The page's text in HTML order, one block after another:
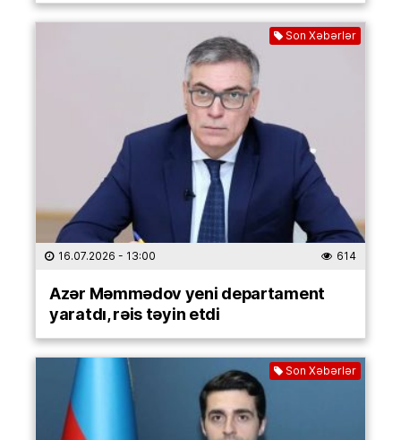
Son Xəbərlər
16.07.2026 - 13:00 614
Azər Məmmədov yeni departament
yaratdı, rəis təyin etdi
Son Xəbərlər